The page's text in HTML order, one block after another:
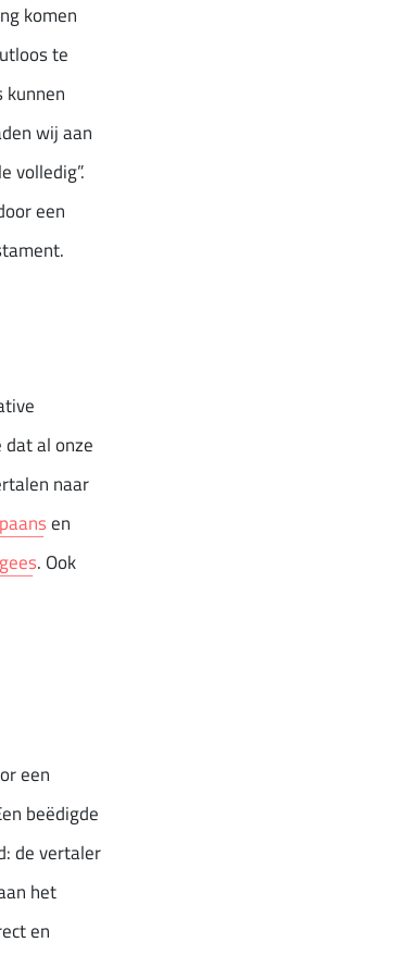
komen
te
wij aan
volledig”.
een
al onze
naar
en
. Ook
een
beëdigde
de vertaler
het
en